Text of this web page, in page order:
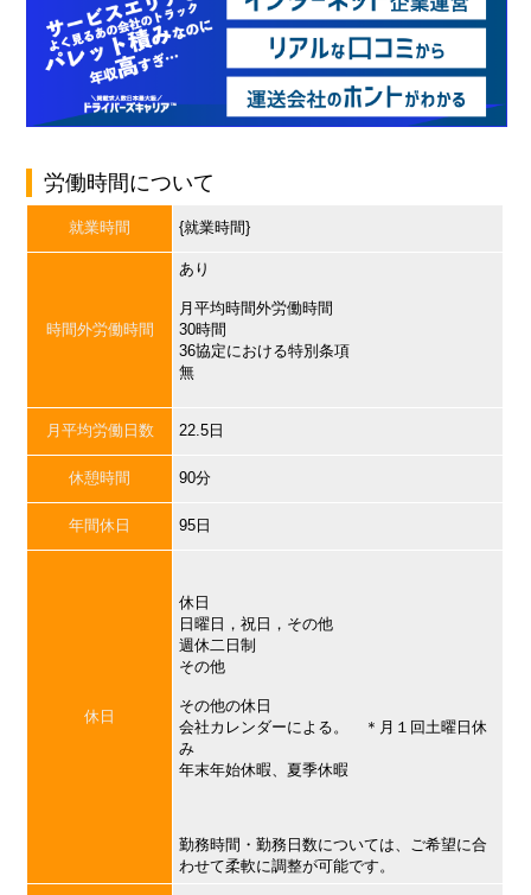
労働時間について
就業時間 {就業時間}
時間外労働時間
あり
月平均時間外労働時間
30時間
36協定における特別条項
無
月平均労働日数 22.5日
休憩時間 90分
年間休日 95日
休日
休日
日曜日，祝日，その他
週休二日制
その他
その他の休日
会社カレンダーによる。 ＊月１回土曜日休
み
年末年始休暇、夏季休暇
勤務時間・勤務日数については、ご希望に合
わせて柔軟に調整が可能です。